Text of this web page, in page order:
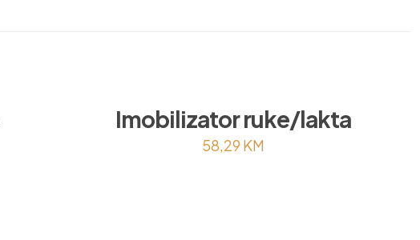
Imobilizator ruke/lakta
58,29 KM